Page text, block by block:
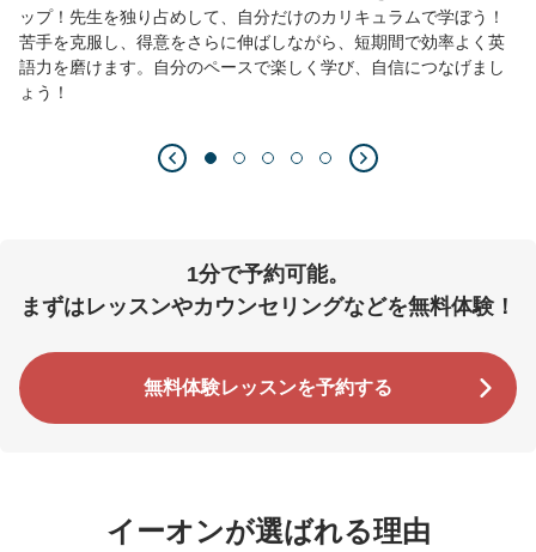
ップ！先生を独り占めして、自分だけのカリキュラムで学ぼう！
苦手を克服し、得意をさらに伸ばしながら、短期間で効率よく英
語力を磨けます。自分のペースで楽しく学び、自信につなげまし
ょう！
1分で予約可能。
まずはレッスンやカウンセリングなどを無料体験！
無料体験レッスンを予約する
イーオンが選ばれる理由